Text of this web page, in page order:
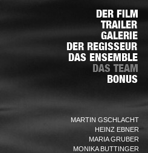
MARTIN GSCHLACHT
HEINZ EBNER
MARIA GRUBER
MONIKA BUTTINGER